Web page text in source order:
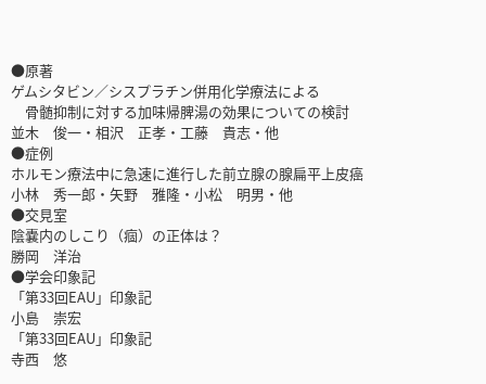
●原著
ゲムシタビン／シスプラチン併用化学療法による
骨髄抑制に対する加味帰脾湯の効果についての検討
並木 俊一・相沢 正孝・工藤 貴志・他
●症例
ホルモン療法中に急速に進行した前立腺の腺扁平上皮癌
小林 秀一郎・矢野 雅隆・小松 明男・他
●交見室
陰嚢内のしこり（痼）の正体は？
勝岡 洋治
●学会印象記
「第33回EAU」印象記
小島 崇宏
「第33回EAU」印象記
寺西 悠